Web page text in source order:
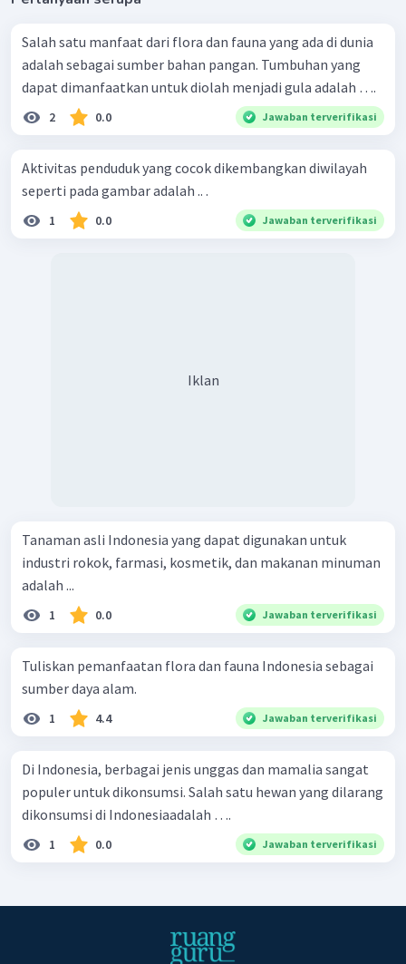
Salah satu manfaat dari flora dan fauna yang ada di dunia
adalah sebagai sumber bahan pangan. Tumbuhan yang
dapat dimanfaatkan untuk diolah menjadi gula adalah ….
2 0.0 Jawaban terverifikasi
Aktivitas penduduk yang cocok dikembangkan diwilayah
seperti pada gambar adalah .. .
1 0.0 Jawaban terverifikasi
Iklan
Tanaman asli Indonesia yang dapat digunakan untuk
industri rokok, farmasi, kosmetik, dan makanan minuman
adalah ...
1 0.0 Jawaban terverifikasi
Tuliskan pemanfaatan flora dan fauna Indonesia sebagai
sumber daya alam.
1 4.4 Jawaban terverifikasi
Di Indonesia, berbagai jenis unggas dan mamalia sangat
populer untuk dikonsumsi. Salah satu hewan yang dilarang
dikonsumsi di Indonesiaadalah ….
1 0.0 Jawaban terverifikasi